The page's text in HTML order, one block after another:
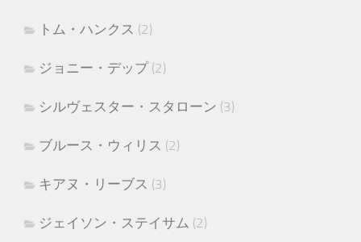
トム・ハンクス (2)
ジョニー・デップ(2)
シルヴェスター・スタローン (3)
ブルース・ウィリス (2)
キアヌ・リーブス (3)
ジェイソン・ステイサム (2)